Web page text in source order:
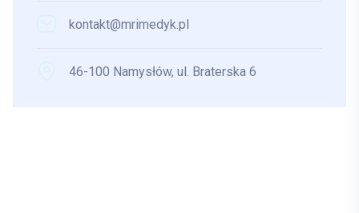
kontakt@mrimedyk.pl
46-100 Namysłów, ul. Braterska 6